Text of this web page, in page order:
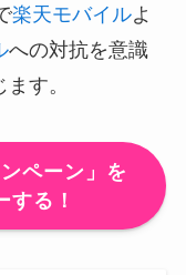
楽天モバイルよ
への対抗を意識
す。
ペーン」を
する！